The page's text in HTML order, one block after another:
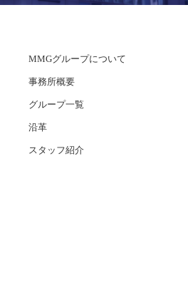
MMGグループについて
事務所概要
グループ一覧
沿革
スタッフ紹介